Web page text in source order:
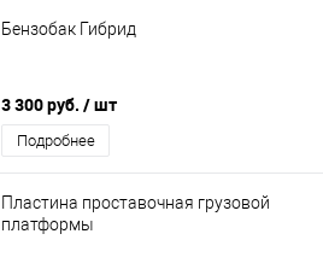
Бензобак Гибрид
3 300 руб. / шт
Подробнее
Пластина проставочная грузовой
платформы